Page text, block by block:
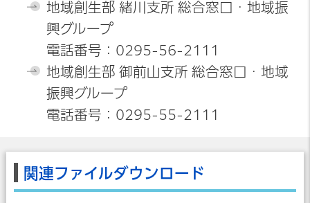
地域創生部 緒川支所 総合窓口・地域振
興グループ
電話番号：0295-56-2111
地域創生部 御前山支所 総合窓口・地域
振興グループ
電話番号：0295-55-2111
関連ファイルダウンロード